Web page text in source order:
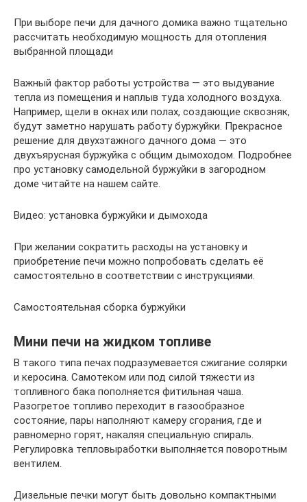
При выборе печи для дачного домика важно тщательно
рассчитать необходимую мощность для отопления
выбранной площади
Важный фактор работы устройства — это выдувание
тепла из помещения и наплыв туда холодного воздуха.
Например, щели в окнах или полах, создающие сквозняк,
будут заметно нарушать работу буржуйки. Прекрасное
решение для двухэтажного дачного дома — это
двухъярусная буржуйка с общим дымоходом. Подробнее
про установку самодельной буржуйки в загородном
доме читайте на нашем сайте.
Видео: установка буржуйки и дымохода
При желании сократить расходы на установку и
приобретение печи можно попробовать сделать её
самостоятельно в соответствии с инструкциями.
Самостоятельная сборка буржуйки
Мини печи на жидком топливе
В такого типа печах подразумевается сжигание солярки
и керосина. Самотеком или под силой тяжести из
топливного бака пополняется фитильная чаша.
Разогретое топливо переходит в газообразное
состояние, пары наполняют камеру сгорания, где и
равномерно горят, накаляя специальную спираль.
Регулировка тепловыработки выполняется поворотным
вентилем.
Дизельные печки могут быть довольно компактными